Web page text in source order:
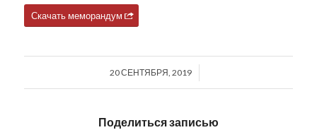
Скачать меморандум
20 СЕНТЯБРЯ, 2019
/
Поделиться записью